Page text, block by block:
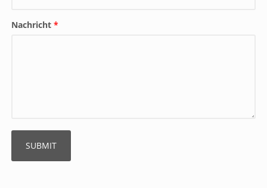
Nachricht *